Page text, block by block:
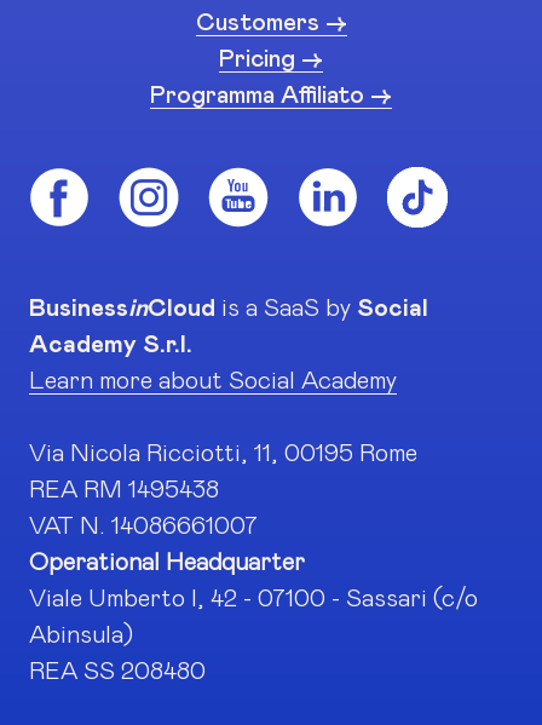
Customers ->
Pricing ->
Programma Affiliato ->
BusinessinCloud is a SaaS by Social
Academy S.r.l.
Learn more about Social Academy
Via Nicola Ricciotti, 11, 00195 Rome
REA RM 1495438
VAT N. 14086661007
Operational Headquarter
Viale Umberto I, 42 - 07100 - Sassari (c/o
Abinsula)
REA SS 208480